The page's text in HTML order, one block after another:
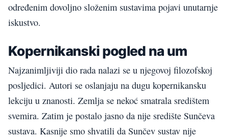
određenim dovoljno složenim sustavima pojavi unutarnje
iskustvo.
Kopernikanski pogled na um
Najzanimljiviji dio rada nalazi se u njegovoj filozofskoj
posljedici. Autori se oslanjaju na dugu kopernikansku
lekciju u znanosti. Zemlja se nekoć smatrala središtem
svemira. Zatim je postalo jasno da nije središte Sunčeva
sustava. Kasnije smo shvatili da Sunčev sustav nije